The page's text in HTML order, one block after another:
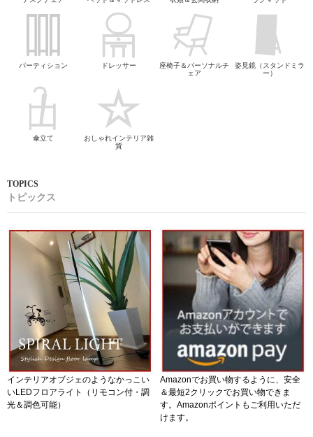
パーティション ドレッサー
座椅子＆パーソナルチ
ェア
姿見鏡（スタンドミラ
ー）
傘立て
おしゃれインテリア雑
貨
トピックス
インテリアオブジェのようなかっこい
いLEDフロアライト（リモコン付・調
光＆調色可能）
Amazonでお買い物するように、安全
＆最短2クリックでお買い物できま
す。Amazonポイントもご利用いただ
けます。